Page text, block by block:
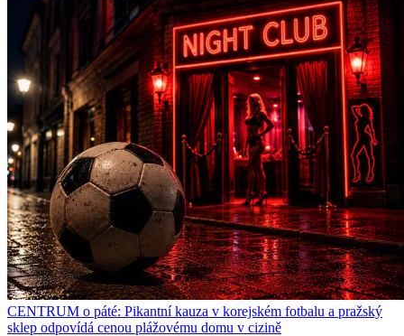
CENTRUM o páté: Pikantní kauza v korejském fotbalu a pražský
sklep odpovídá cenou plážovému domu v cizině